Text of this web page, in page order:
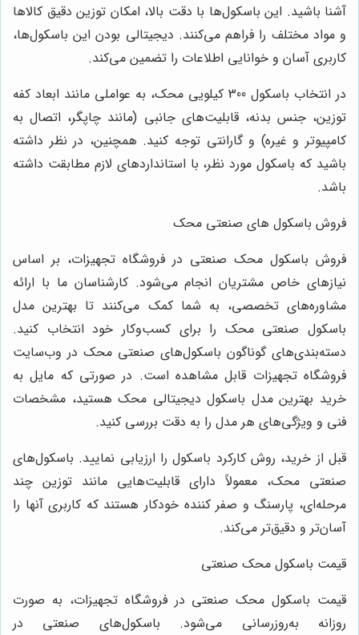
باشید. این باسکول‌ها با دقت بالا، امکان توزین دقیق کالاها
مواد مختلف را فراهم می‌کنند. دیجیتالی بودن این باسکول‌ها،
آسان و خوانایی اطلاعات را تضمین می‌کند.
در انتخاب باسکول 300 کیلویی محک، به عواملی مانند ابعاد کفه
جنس بدنه، قابلیت‌های جانبی (مانند چاپگر، اتصال به
و غیره) و گارانتی توجه کنید. همچنین، در نظر داشته
که باسکول مورد نظر، با استانداردهای لازم مطابقت داشته
باسکول های صنعتی محک
باسکول محک صنعتی در فروشگاه تجهیزات، بر اساس
خاص مشتریان انجام می‌شود. کارشناسان ما با ارائه
تخصصی، به شما کمک می‌کنند تا بهترین مدل
صنعتی محک را برای کسب‌وکار خود انتخاب کنید.
گوناگون باسکول‌های صنعتی محک در وب‌سایت
تجهیزات قابل مشاهده است. در صورتی که مایل به
بهترین مدل باسکول دیجیتالی محک هستید، مشخصات
و ویژگی‌های هر مدل را به دقت بررسی کنید.
از خرید، روش کارکرد باسکول را ارزیابی نمایید. باسکول‌های
محک، معمولاً دارای قابلیت‌هایی مانند توزین چند
پارسنگ و صفر کننده خودکار هستند که کاربری آنها را
و دقیق‌تر می‌کند.
باسکول محک صنعتی
باسکول محک صنعتی در فروشگاه تجهیزات، به صورت
به‌روزرسانی می‌شود. باسکول‌های صنعتی در